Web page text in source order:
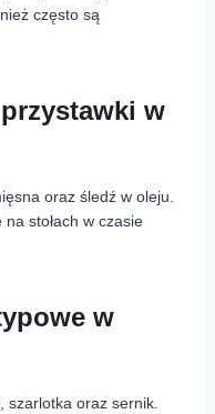
często są
w
oraz śledź w oleju.
stołach w czasie
w
szarlotka oraz sernik.